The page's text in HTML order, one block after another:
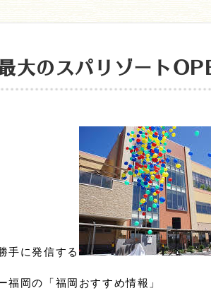
大のスパリゾート
手に発信する
福岡の「福岡おすすめ情報」